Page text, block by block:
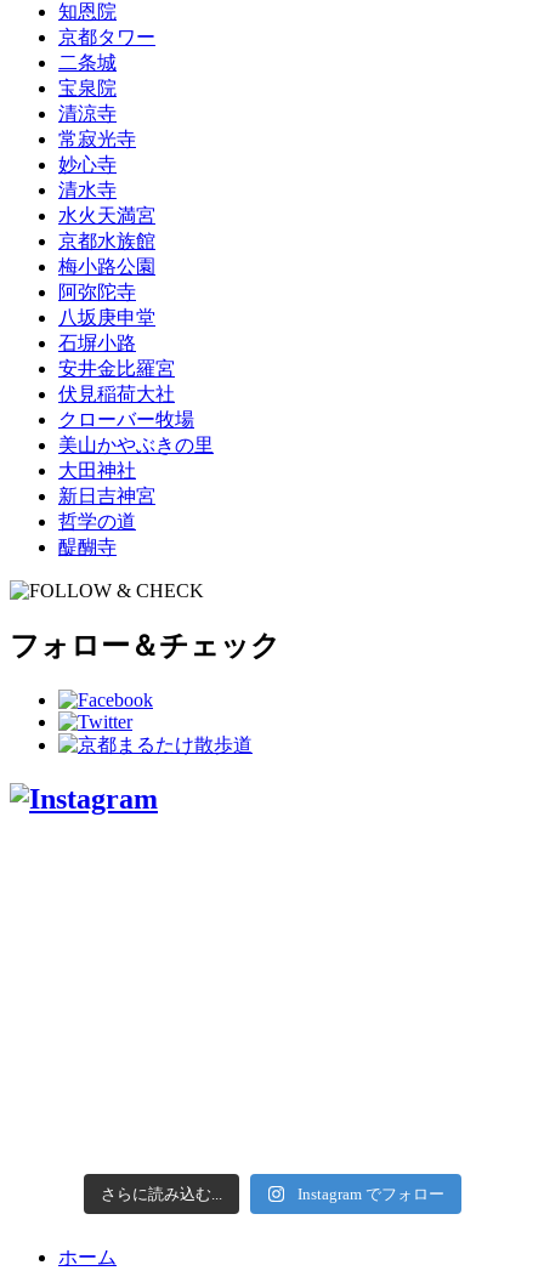
知恩院
京都タワー
二条城
宝泉院
清涼寺
常寂光寺
妙心寺
清水寺
水火天満宮
京都水族館
梅小路公園
阿弥陀寺
八坂庚申堂
石塀小路
安井金比羅宮
伏見稲荷大社
クローバー牧場
美山かやぶきの里
大田神社
新日吉神宮
哲学の道
醍醐寺
フォロー＆チェック
さらに読み込む... Instagram でフォロー
ホーム